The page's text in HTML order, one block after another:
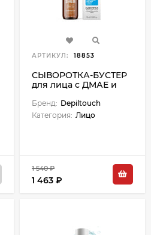
АРТИКУЛ: 18853
СЫВОРОТКА-БУСТЕР
для лица с ДМАЕ и
кислотой - 50 мл
Бренд: Depiltouch
Категория: Лицо
1 540 ₽
1 463 ₽